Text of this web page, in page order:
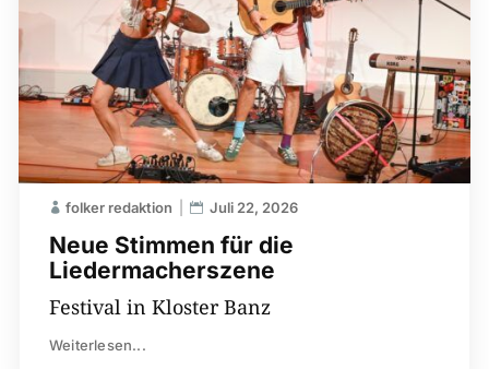
Neue Stimmen für die
Liedermacherszene
folker redaktion Juli 22, 2026
Festival in Kloster Banz
Weiterlesen...